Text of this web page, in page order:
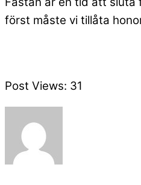
först måste vi tillåta
Post Views: 31